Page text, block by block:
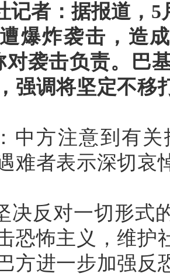
记者：据报道，
爆炸袭击，造
对袭击负责。巴
强调将坚定不移
中方注意到有
难者表示深切哀
决反对一切形式
恐怖主义，维护
方进一步加强反